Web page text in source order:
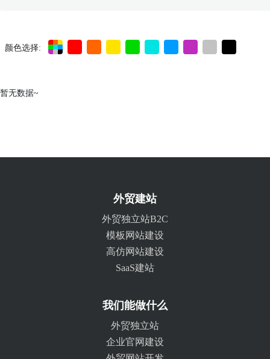
颜色选择:
暂无数据~
外贸建站
外贸独立站B2C
模板网站建设
高仿网站建设
SaaS建站
我们能做什么
外贸独立站
企业官网建设